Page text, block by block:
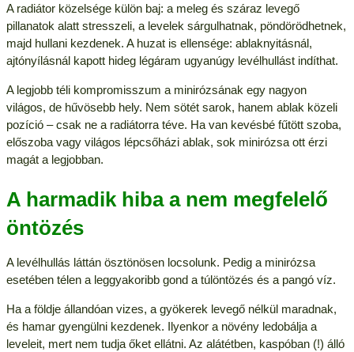
A radiátor közelsége külön baj: a meleg és száraz levegő
pillanatok alatt stresszeli, a levelek sárgulhatnak, pöndörödhetnek,
majd hullani kezdenek. A huzat is ellensége: ablaknyitásnál,
ajtónyílásnál kapott hideg légáram ugyanúgy levélhullást indíthat.
A legjobb téli kompromisszum a minirózsának egy nagyon
világos, de hűvösebb hely. Nem sötét sarok, hanem ablak közeli
pozíció – csak ne a radiátorra téve. Ha van kevésbé fűtött szoba,
előszoba vagy világos lépcsőházi ablak, sok minirózsa ott érzi
magát a legjobban.
A harmadik hiba a nem megfelelő
öntözés
A levélhullás láttán ösztönösen locsolunk. Pedig a minirózsa
esetében télen a leggyakoribb gond a túlöntözés és a pangó víz.
Ha a földje állandóan vizes, a gyökerek levegő nélkül maradnak,
és hamar gyengülni kezdenek. Ilyenkor a növény ledobálja a
leveleit, mert nem tudja őket ellátni. Az alátétben, kaspóban (!) álló